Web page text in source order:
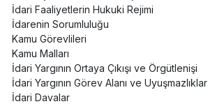
İdari Faaliyetlerin Hukuki Rejimi
İdarenin Sorumluluğu
Kamu Görevlileri
Kamu Malları
İdari Yargının Ortaya Çıkışı ve Örgütlenişi
İdari Yargının Görev Alanı ve Uyuşmazlıklar
İdari Davalar